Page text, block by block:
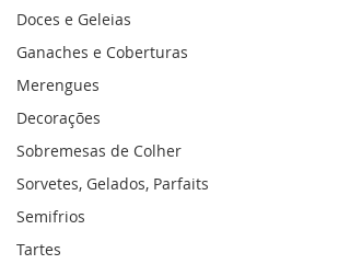
Doces e Geleias
Ganaches e Coberturas
Merengues
Decorações
Sobremesas de Colher
Sorvetes, Gelados, Parfaits
Semifrios
Tartes